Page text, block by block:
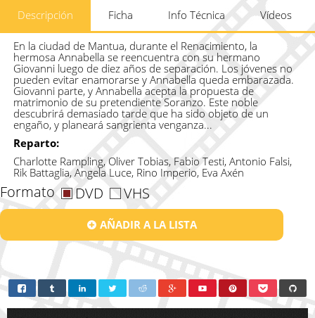
Descripción Ficha Info Técnica Vídeos
En la ciudad de Mantua, durante el Renacimiento, la
hermosa Annabella se reencuentra con su hermano
Giovanni luego de diez años de separación. Los jóvenes no
pueden evitar enamorarse y Annabella queda embarazada.
Giovanni parte, y Annabella acepta la propuesta de
matrimonio de su pretendiente Soranzo. Este noble
descubrirá demasiado tarde que ha sido objeto de un
engaño, y planeará sangrienta venganza...
Reparto:
Charlotte Rampling, Oliver Tobias, Fabio Testi, Antonio Falsi,
Rik Battaglia, Angela Luce, Rino Imperio, Eva Axén
Formato DVD VHS
AÑADIR A LA LISTA